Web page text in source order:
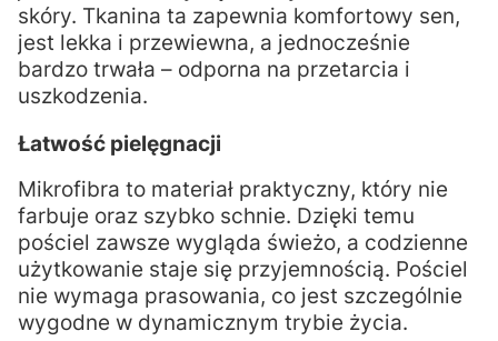
skóry. Tkanina ta zapewnia komfortowy sen,
jest lekka i przewiewna, a jednocześnie
bardzo trwała – odporna na przetarcia i
uszkodzenia.
Łatwość pielęgnacji
Mikrofibra to materiał praktyczny, który nie
farbuje oraz szybko schnie. Dzięki temu
pościel zawsze wygląda świeżo, a codzienne
użytkowanie staje się przyjemnością. Pościel
nie wymaga prasowania, co jest szczególnie
wygodne w dynamicznym trybie życia.